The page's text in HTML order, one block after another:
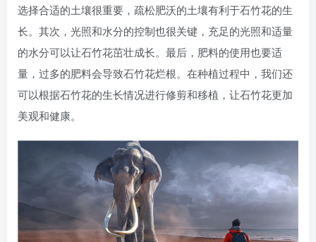
选择合适的土壤很重要，疏松肥沃的土壤有利于石竹花的生
长。其次，光照和水分的控制也很关键，充足的光照和适量
的水分可以让石竹花茁壮成长。最后，肥料的使用也要适
量，过多的肥料会导致石竹花烂根。在种植过程中，我们还
可以根据石竹花的生长情况进行修剪和移植，让石竹花更加
美观和健康。